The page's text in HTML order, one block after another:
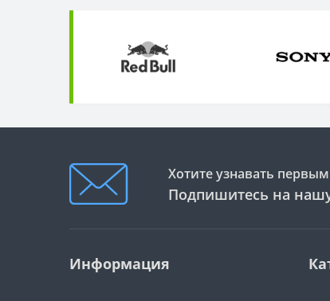
Хотите узнавать
Подпишитесь на
Информация